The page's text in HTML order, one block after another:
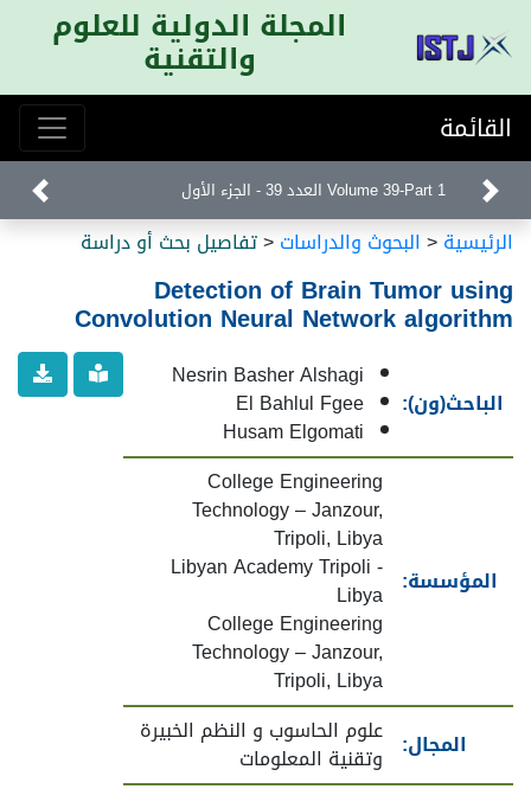
المجلة الدولية للعلوم
والتقنية
القائمة
Volume 39-Part 1 العدد 39 - الجزء الأول
الرئيسية< البحوث والدراسات<تفاصيل بحث أو دراسة
Detection of Brain Tumor using
Convolution Neural Network algorithm
الباحث(ون):
Nesrin Basher Alshagi
El Bahlul Fgee
Husam Elgomati
المؤسسة:
College Engineering
Technology – Janzour,
Tripoli, Libya
Libyan Academy Tripoli -
Libya
College Engineering
Technology – Janzour,
Tripoli, Libya
المجال: علوم الحاسوب و النظم الخبيرة
وتقنية المعلومات